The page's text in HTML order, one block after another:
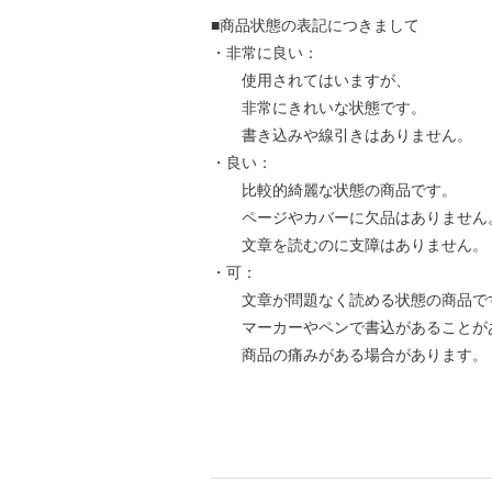
■商品状態の表記につきまして
・非常に良い：
使用されてはいますが、
非常にきれいな状態です。
書き込みや線引きはありません。
・良い：
比較的綺麗な状態の商品です。
ページやカバーに欠品はありません
文章を読むのに支障はありません。
・可：
文章が問題なく読める状態の商品で
マーカーやペンで書込があることが
商品の痛みがある場合があります。